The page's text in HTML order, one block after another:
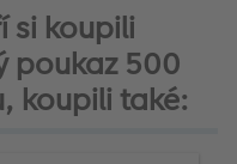
si koupili
poukaz 500
koupili také: